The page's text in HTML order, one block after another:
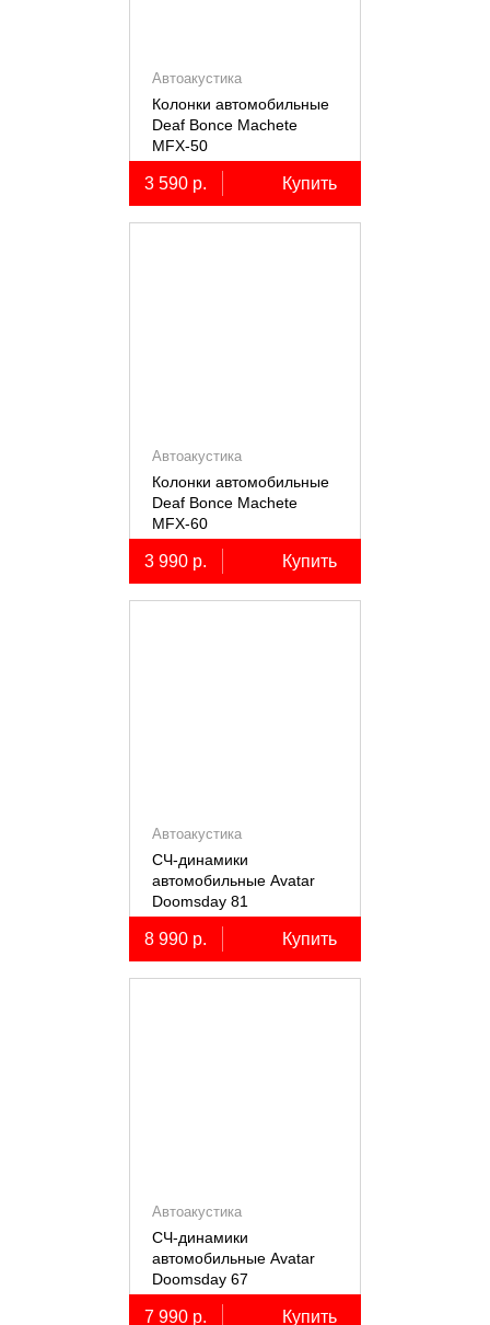
Автоакустика
Колонки автомобильные
Deaf Bonce Machete
MFX-50
3 590 р. Купить
Автоакустика
Колонки автомобильные
Deaf Bonce Machete
MFX-60
3 990 р. Купить
Автоакустика
СЧ-динамики
автомобильные Avatar
Doomsday 81
8 990 р. Купить
Автоакустика
СЧ-динамики
автомобильные Avatar
Doomsday 67
7 990 р. Купить